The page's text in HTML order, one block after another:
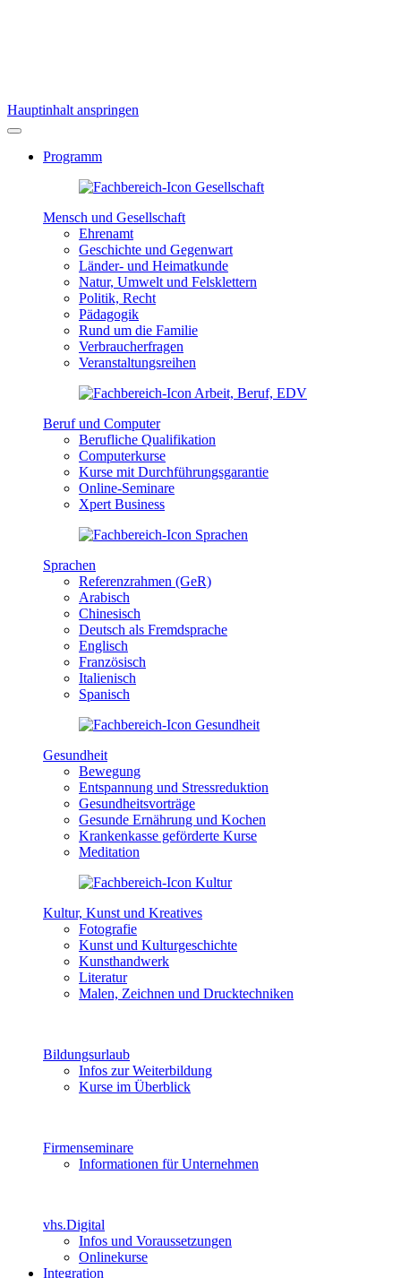
Hauptinhalt anspringen
Programm
Mensch und Gesellschaft
Ehrenamt
Geschichte und Gegenwart
Länder- und Heimatkunde
Natur, Umwelt und Felsklettern
Politik, Recht
Pädagogik
Rund um die Familie
Verbraucherfragen
Veranstaltungsreihen
Beruf und Computer
Berufliche Qualifikation
Computerkurse
Kurse mit Durchführungsgarantie
Online-Seminare
Xpert Business
Sprachen
Referenzrahmen (GeR)
Arabisch
Chinesisch
Deutsch als Fremdsprache
Englisch
Französisch
Italienisch
Spanisch
Gesundheit
Bewegung
Entspannung und Stressreduktion
Gesundheitsvorträge
Gesunde Ernährung und Kochen
Krankenkasse geförderte Kurse
Meditation
Kultur, Kunst und Kreatives
Fotografie
Kunst und Kulturgeschichte
Kunsthandwerk
Literatur
Malen, Zeichnen und Drucktechniken
Bildungsurlaub
Infos zur Weiterbildung
Kurse im Überblick
Firmenseminare
Informationen für Unternehmen
vhs.Digital
Infos und Voraussetzungen
Onlinekurse
Integration